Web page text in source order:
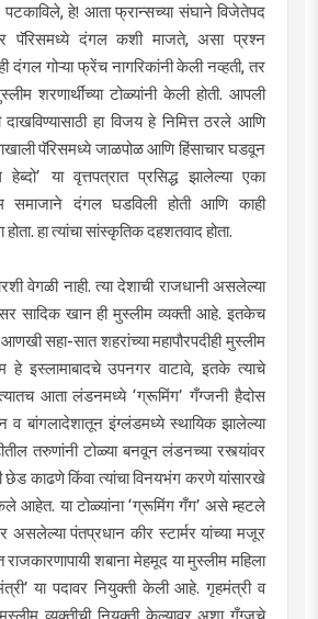
पटकाविले, हे! आता फ्रान्सच्या संघाने विजेतेपद
पॅरिसमध्ये दंगल कशी माजते, असा प्रश्न
दंगल गोऱ्या फ्रेंच नागरिकांनी केली नव्हती, तर
शरणार्थींच्या टोळ्यांनी केली होती. आपली
हा विजय हे निमित्त ठरले आणि
पॅरिसमध्ये जाळपोळ आणि हिंसाचार घडवून
या वृत्तपत्रात प्रसिद्ध झालेल्या एका
समाजाने दंगल घडविली होती आणि काही
हा त्यांचा सांस्कृतिक दहशतवाद होता.
वेगळी नाही. त्या देशाची राजधानी असलेल्या
सर सादिक खान ही मुस्लीम व्यक्ती आहे. इतकेच
सहा-सात शहरांच्या महापौरपदीही मुस्लीम
हे इस्लामाबादचे उपनगर वाटावे, इतके त्याचे
आता लंडनमध्ये ‌‘ग्रूमिंग‌’ गँग्जनी हैदोस
व बांगलादेशातून इंग्लंडमध्ये स्थायिक झालेल्या
तरुणांनी टोळ्या बनवून लंडनच्या रस्त्यांवर
छेड काढणे किंवा त्यांचा विनयभंग करणे यांसारखे
आहेत. या टोळ्यांना ‌‘ग्रूमिंग गँग‌’ असे म्हटले
असलेल्या पंतप्रधान कीर स्टार्मर यांच्या मजूर
शबाना मेहमूद या मुस्लीम महिला
या पदावर नियुक्ती केली आहे. गृहमंत्री व
व्यक्तीची नियुक्ती केल्यावर अशा गँग्जचे